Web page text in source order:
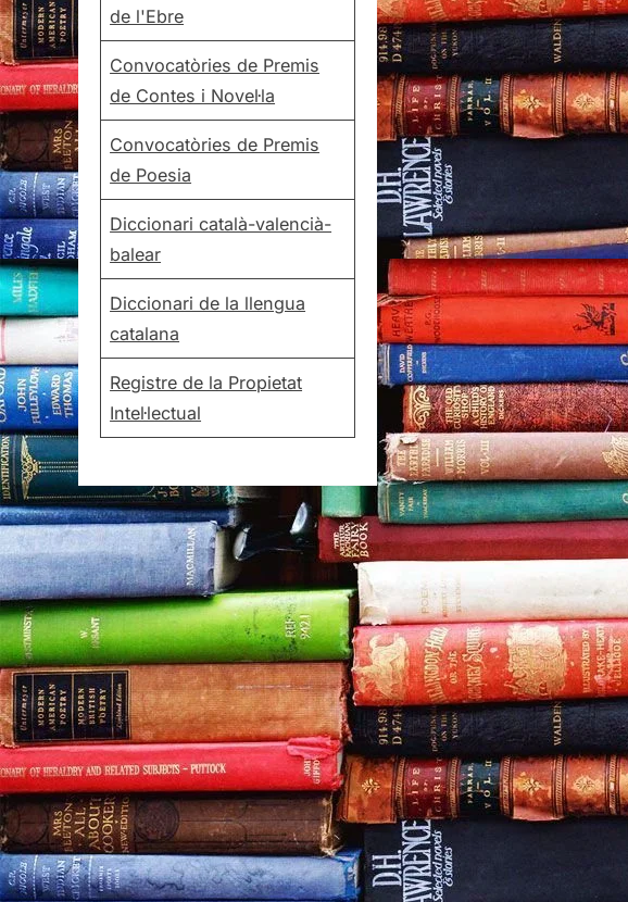
de l'Ebre
Convocatòries de Premis
de Contes i Novel·la
Convocatòries de Premis
de Poesia
Diccionari català-valencià-
balear
Diccionari de la llengua
catalana
Registre de la Propietat
Intel·lectual